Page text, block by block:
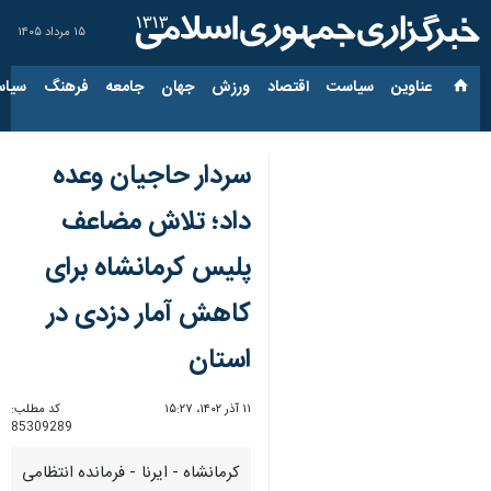
۱۵ مرداد ۱۴۰۵
عناوین‌ سیاست اقتصاد ورزش جهان جامعه فرهنگ
سردار حاجیان وعده
داد؛ تلاش مضاعف
پلیس کرمانشاه برای
کاهش آمار دزدی در
استان
۱۱ آذر ۱۴۰۲، ۱۵:۲۷
کد مطلب:
85309289
کرمانشاه - ایرنا - فرمانده انتظامی